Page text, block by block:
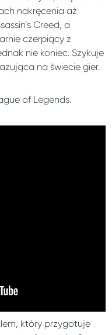
nakręcenia aż
Creed, a
czerpiący z
nie koniec. Szykuje
na świecie gier.
of Legends.
który przygotuje